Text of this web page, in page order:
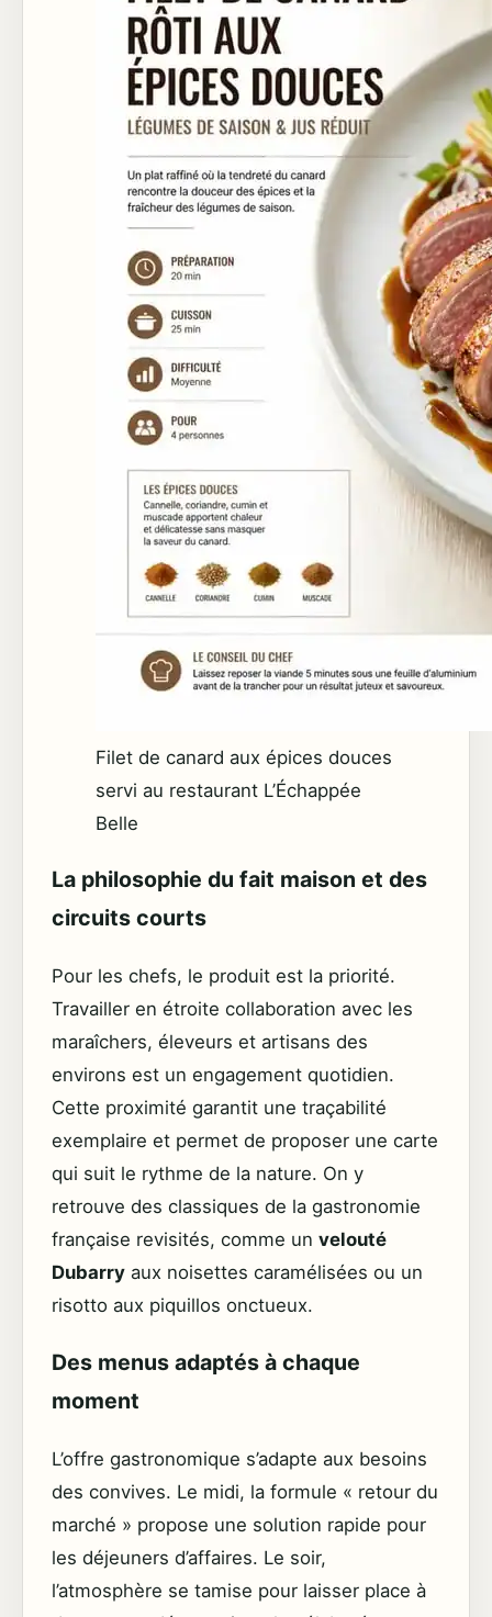
Filet de canard aux épices douces
servi au restaurant L’Échappée
Belle
La philosophie du fait maison et des
circuits courts
Pour les chefs, le produit est la priorité.
Travailler en étroite collaboration avec les
maraîchers, éleveurs et artisans des
environs est un engagement quotidien.
Cette proximité garantit une traçabilité
exemplaire et permet de proposer une carte
qui suit le rythme de la nature. On y
retrouve des classiques de la gastronomie
française revisités, comme un velouté
Dubarry aux noisettes caramélisées ou un
risotto aux piquillos onctueux.
Des menus adaptés à chaque
moment
L’offre gastronomique s’adapte aux besoins
des convives. Le midi, la formule « retour du
marché » propose une solution rapide pour
les déjeuners d’affaires. Le soir,
l’atmosphère se tamise pour laisser place à